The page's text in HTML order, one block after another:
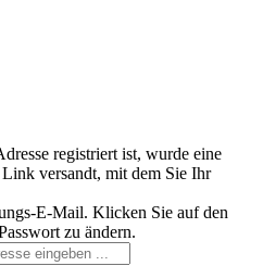
registriert ist, wurde eine
versandt, mit dem Sie Ihr
E-Mail. Klicken Sie auf den
zu ändern.